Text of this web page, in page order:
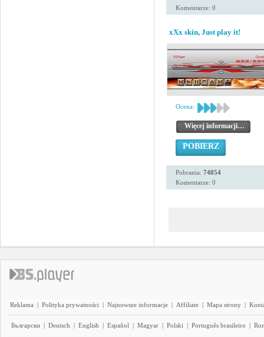
Komentarze: 0
xXx skin, Just play it!
Ocena:
Więcej informacji…
POBIERZ
Pobrania: 74854
Komentarze: 0
Reklama | Polityka prywatności | Najnowsze informacje | Affiliate | Mapa strony |
Български | Deutsch | English | Español | Magyar | Polski | Português brasileiro |